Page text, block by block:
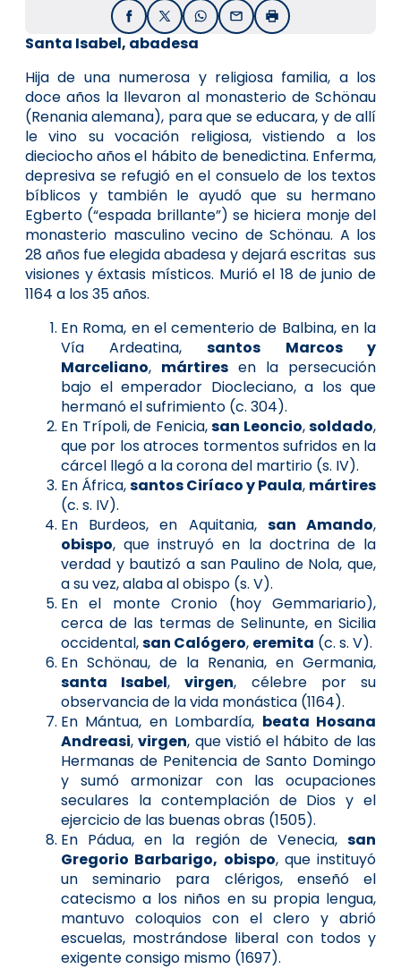
FacebookX / TwitterWhatsApp
EmailImprimir
Santa Isabel, abadesa
Hija de una numerosa y religiosa familia, a los
doce años la llevaron al monasterio de Schönau
(Renania alemana), para que se educara, y de allí
le vino su vocación religiosa, vistiendo a los
dieciocho años el hábito de benedictina. Enferma,
depresiva se refugió en el consuelo de los textos
bíblicos y también le ayudó que su hermano
Egberto (“espada brillante”) se hiciera monje del
monasterio masculino vecino de Schönau. A los
28 años fue elegida abadesa y dejará escritas sus
visiones y éxtasis místicos. Murió el 18 de junio de
1164 a los 35 años.
En Roma, en el cementerio de Balbina, en la
Vía Ardeatina, santos
Marcos y
Marceliano, mártires en la persecución
bajo el emperador Diocleciano, a los que
hermanó el sufrimiento (c. 304).
En Trípoli, de Fenicia,san Leoncio,soldado,
que por los atroces tormentos sufridos en la
cárcel llegó a la corona del martirio (s. IV).
En África,santos Ciríaco y Paula, mártires
(c. s. IV).
En Burdeos, en Aquitania, san Amando,
obispo, que instruyó en la doctrina de la
verdad y bautizó a san Paulino de Nola, que,
a su vez, alaba al obispo (s. V).
En el monte Cronio (hoy Gemmariario),
cerca de las termas de Selinunte, en Sicilia
occidental,san Calógero, eremita (c. s. V).
En Schönau, de la Renania, en Germania,
santa Isabel,virgen, célebre por su
observancia de la vida monástica (1164).
En Mántua, en Lombardía, beata Hosana
Andreasi,virgen, que vistió el hábito de las
Hermanas de Penitencia de Santo Domingo
y sumó armonizar con las ocupaciones
seculares la contemplación de Dios y el
ejercicio de las buenas obras (1505).
En Pádua, en la región de Venecia, san
Gregorio Barbarigo, obispo, que instituyó
un seminario para clérigos, enseñó el
catecismo a los niños en su propia lengua,
mantuvo coloquios con el clero y abrió
escuelas, mostrándose liberal con todos y
exigente consigo mismo (1697).